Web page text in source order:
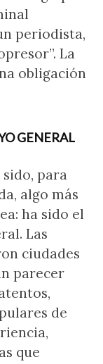
periodista,
La
obligación
GENERAL
para
algo más
ha sido el
Las
ciudades
parecer
de
que